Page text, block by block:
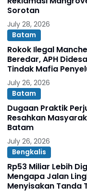
Sorotan
July 28, 2026
Batam
Rokok Ilegal
Beredar, APH
Tindak Mafia
July 26, 2026
Batam
Dugaan Praktik
Resahkan
Batam
July 26, 2026
Bengkalis
Rp53 Miliar Lebih
Mengapa Jalan
Menyisakan Tanda